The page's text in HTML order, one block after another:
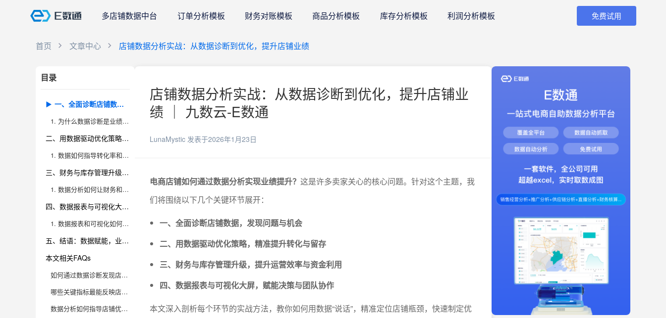
多店铺数据中台 订单分析模板 财务对账模板 商品分析模板 库存分析模板 利润分析模板 免费试用
首页 文章中心 店铺数据分析实战：从数据诊断到优化，提升店铺业绩
目录
一、全面诊断店铺数据，发现问题与机会
1. 为什么数据诊断是业绩提升的起点？
二、用数据驱动优化策略，精准提升转化与留存
1. 数据如何指导转化率和留存率的提升？
三、财务与库存管理升级，提升运营效率与资金利用
1. 数据分析如何让财务和库存更高效？
四、数据报表与可视化大屏，赋能决策与团队协作
1. 数据报表和可视化如何提升决策效率？
五、结语：数据赋能，业绩增长的核心驱动力
本文相关FAQs
如何通过数据诊断发现店铺运营中的核心问题？
哪些关键指标最能反映店铺业绩？
数据分析如何指导店铺优化，真正提升业绩？
店铺数据分析实战：从数据诊断到优化，提升店铺业
绩 ｜ 九数云-E数通
LunaMystic 发表于2026年1月23日
电商店铺如何通过数据分析实现业绩提升？ 这是许多卖家关心的核心问题。针对这个主题，我
们将围绕以下几个关键环节展开：
一、全面诊断店铺数据，发现问题与机会
二、用数据驱动优化策略，精准提升转化与留存
三、财务与库存管理升级，提升运营效率与资金利用
四、数据报表与可视化大屏，赋能决策与团队协作
本文深入剖析每个环节的实战方法，教你如何用数据“说话”，精准定位店铺瓶颈，快速制定优